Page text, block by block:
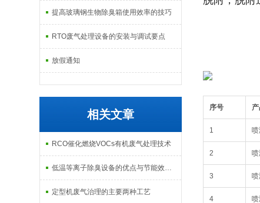
提高玻璃钢生物除臭箱使用效率的技巧
RTO废气处理设备的安装与调试要点
放假通知
相关文章
RCO催化燃烧VOCs有机废气处理技术
低温等离子除臭设备的优点与节能效果分析
定型机废气治理的主要两种工艺
序号
1
2
3
4